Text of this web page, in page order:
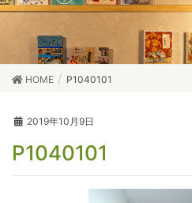
HOME P1040101
2019年10月9日
P1040101